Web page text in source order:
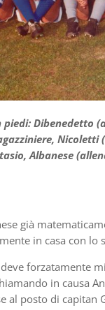
piedi:
Nicoletti
Albanese
già
in casa con
forzatamente
in causa
al posto di